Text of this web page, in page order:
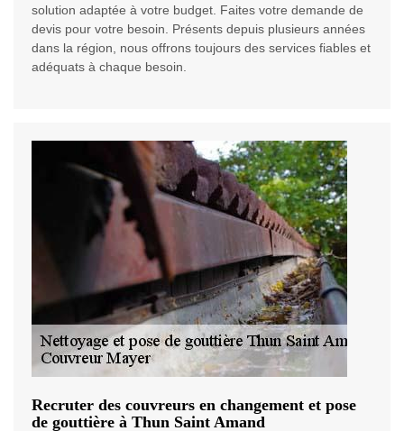
solution adaptée à votre budget. Faites votre demande de
devis pour votre besoin. Présents depuis plusieurs années
dans la région, nous offrons toujours des services fiables et
adéquats à chaque besoin.
Recruter des couvreurs en changement et pose
de gouttière à Thun Saint Amand